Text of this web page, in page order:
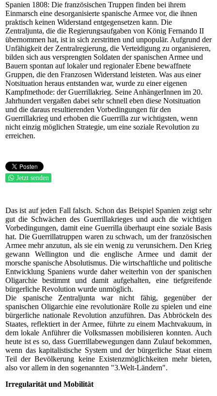
Spanien 1808: Die französischen Truppen finden bei ihrem
Einmarsch eine desorganisierte spanische Armee vor, die ihnen
praktisch keinen Widerstand entgegensetzen kann. Die
Zentraljunta, die die Regierungsaufgaben von König Fernando II
übernommen hat, ist in sich zerstritten und unpopulär. Aufgrund der
Unfähigkeit der Zentralregierung, die Verteidigung zu organisieren,
bilden sich aus versprengten Soldaten der spanischen Armee und
Bauern spontan auf lokaler und regionaler Ebene bewaffnete
Gruppen, die den Franzosen Widerstand leisteten. Was aus einer
Notsituation heraus entstanden war, wurde zu einer eigenen
Kampfmethode: der Guerrillakrieg. Seine AnhängerInnen im 20.
Jahrhundert vergaßen dabei sehr schnell eben diese Notsituation
und die daraus resultierenden Vorbedingungen für den
Guerrillakrieg und erhoben die Guerrilla zur wichtigsten, wenn
nicht einzig möglichen Strategie, um eine soziale Revolution zu
erreichen.
Jetzt senden
Das ist auf jeden Fall falsch. Schon das Beispiel Spanien zeigt sehr
gut die Schwächen des Guerrillakrieges und auch die wichtigen
Vorbedingungen, damit eine Guerrilla überhaupt eine soziale Basis
hat. Die Guerrillatruppen waren zu schwach, um der französischen
Armee mehr anzutun, als sie ein wenig zu verunsichern. Den Krieg
gewann Wellington und die englische Armee und damit der
morsche spanische Absolutismus. Die wirtschaftliche und politische
Entwicklung Spaniens wurde daher weiterhin von der spanischen
Oligarchie bestimmt und damit aufgehalten, eine tiefgreifende
bürgerliche Revolution wurde unmöglich.
Die spanische Zentraljunta war nicht fähig, gegenüber der
spanischen Oligarchie eine revolutionäre Rolle zu spielen und eine
bürgerliche nationale Revolution anzuführen. Das Abbröckeln des
Staates, reflektiert in der Armee, führte zu einem Machtvakuum, in
dem lokale Anführer die Volksmassen mobilisieren konnten. Auch
heute ist es so, dass Guerrillabewegungen dann Zulauf bekommen,
wenn das kapitalistische System und der bürgerliche Staat einem
Teil der Bevölkerung keine Existenzmöglichkeiten mehr bieten,
also vor allem in den sogenannten "3.Welt-Ländern".
Irregularität und Mobilität